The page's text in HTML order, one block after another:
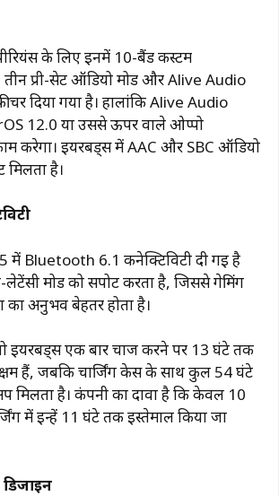
के लिए इनमें 10-बैंड कस्टम
प्री-सेट ऑडियो मोड और Alive Audio
दिया गया है। हालांकि Alive Audio
12.0 या उससे ऊपर वाले ओप्पो
काम करेगा। ईयरबड्स में AAC और SBC ऑडियो
मिलता है।
में Bluetooth 6.1 कनेक्टिविटी दी गई है
मोड को सपोर्ट करता है, जिससे गेमिंग
का अनुभव बेहतर होता है।
ईयरबड्स एक बार चार्ज करने पर 13 घंटे तक
हैं, जबकि चार्जिंग केस के साथ कुल 54 घंटे
मिलता है। कंपनी का दावा है कि केवल 10
में इन्हें 11 घंटे तक इस्तेमाल किया जा